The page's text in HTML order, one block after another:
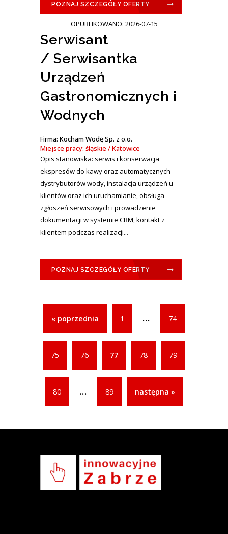
POZNAJ SZCZEGÓŁY OFERTY
OPUBLIKOWANO: 2026-07-15
Serwisant
/ Serwisantka
Urządzeń
Gastronomicznych i
Wodnych
Firma: Kocham Wodę Sp. z o.o.
Miejsce pracy: śląskie / Katowice
Opis stanowiska: serwis i konserwacja
ekspresów do kawy oraz automatycznych
dystrybutorów wody, instalacja urządzeń u
klientów oraz ich uruchamianie, obsługa
zgłoszeń serwisowych i prowadzenie
dokumentacji w systemie CRM, kontakt z
klientem podczas realizacji...
POZNAJ SZCZEGÓŁY OFERTY
« poprzednia 1 ... 74
75 76 77 78 79
80 ... 89 następna »